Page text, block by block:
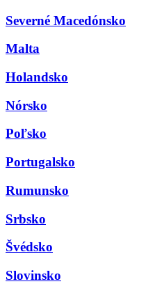
Severné Macedónsko
Malta
Holandsko
Nórsko
Poľsko
Portugalsko
Rumunsko
Srbsko
Švédsko
Slovinsko